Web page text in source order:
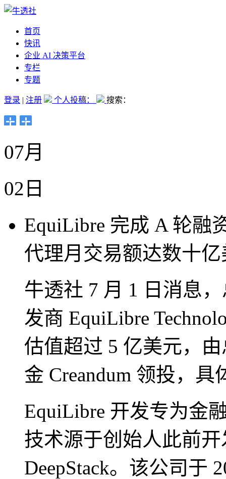
首页
快讯
企业 AI 决策平台
专栏
专题
登录 | 注册 个人投稿： 搜索：
07月
02日
EquiLibre 完成 A 轮融
代理月交易额达数十亿
牛透社 7 月 1 日消息
发商 EquiLibre
估值超过 5 亿美元，
金 Creandum 领投，
EquiLibre 开发专为金
技术源于创始人此前
DeepStack。该公司于